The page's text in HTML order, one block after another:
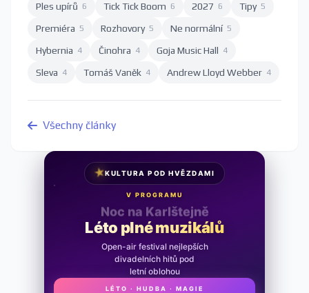
Ples upírů 6 Tick Tick Boom 6 2027 6 Tipy 5
Premiéra 5 Rozhovory 5 Ne normální 5
Hybernia 4 Činohra 4 Goja Music Hall 4
Sleva 4 Tomáš Vaněk 4 Andrew Lloyd Webber 4
Všechny články
★KULTURA POD HVĚZDAMI
V PROGRAMU
Noc na Karlštejně
Léto plné muzikálů
Open-air festival nejlepších
divadelních hitů pod
letní oblohou
LÉTO · HUDBA · MAGIE